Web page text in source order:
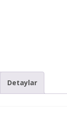
Detaylar